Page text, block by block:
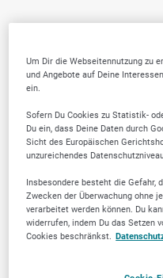
Um Dir die Webseitennutzung zu
und Angebote auf Deine
ein.
Sofern Du Cookies zu Statistik-
Du ein, dass Deine Daten durch
Sicht des Europäischen
unzureichendes
Insbesondere besteht die Gefahr,
Zwecken der Überwachung ohne
verarbeitet werden können. Du
widerrufen, indem Du das Setzen
Cookies beschränkst.